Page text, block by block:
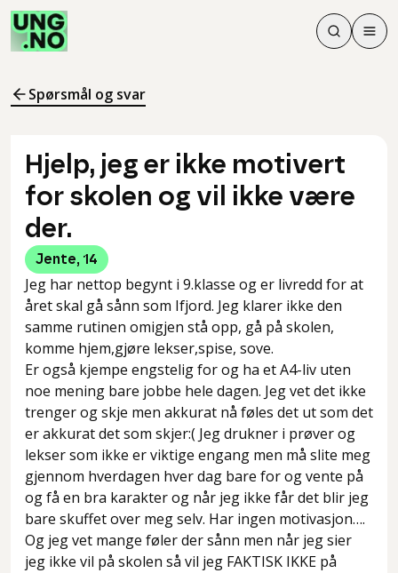
Søk
Søk
Meny
Spørsmål og svar
Hjelp, jeg er ikke motivert
for skolen og vil ikke være
der.
Jente, 14
Jeg har nettop begynt i 9.klasse og er livredd for at
året skal gå sånn som Ifjord. Jeg klarer ikke den
samme rutinen omigjen stå opp, gå på skolen,
komme hjem,gjøre lekser,spise, sove.
Er også kjempe engstelig for og ha et A4-liv uten
noe mening bare jobbe hele dagen. Jeg vet det ikke
trenger og skje men akkurat nå føles det ut som det
er akkurat det som skjer:( Jeg drukner i prøver og
lekser som ikke er viktige engang men må slite meg
gjennom hverdagen hver dag bare for og vente på
og få en bra karakter og når jeg ikke får det blir jeg
bare skuffet over meg selv. Har ingen motivasjon….
Og jeg vet mange føler der sånn men når jeg sier
jeg ikke vil på skolen så vil jeg FAKTISK IKKE på